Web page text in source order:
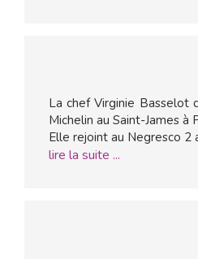
La chef Virginie Basselot
Michelin au Saint-James à
Elle rejoint au Negresco 2
lire la suite ...